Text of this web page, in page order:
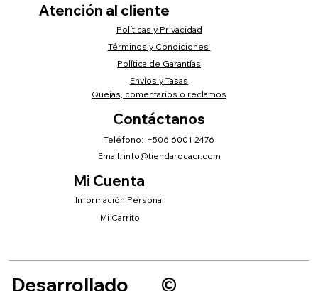
Atención al cliente
Políticas y Privacidad
Términos y Condiciones
Envíos y Tasas
Política de Garantías
Quejas, comentarios o reclamos
Mi Cuenta
Información Personal
Mi Carrito
Contáctanos
Teléfono: +506 6001 2476
Email: info@tiendarocacr.com
Desarrollado ©